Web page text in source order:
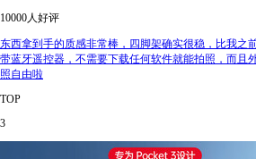
10000人好评
东西拿到手的质感非常棒，四脚架确实很稳，比我之
带蓝牙遥控器，不需要下载任何软件就能拍照，而且
照自由啦
TOP
3